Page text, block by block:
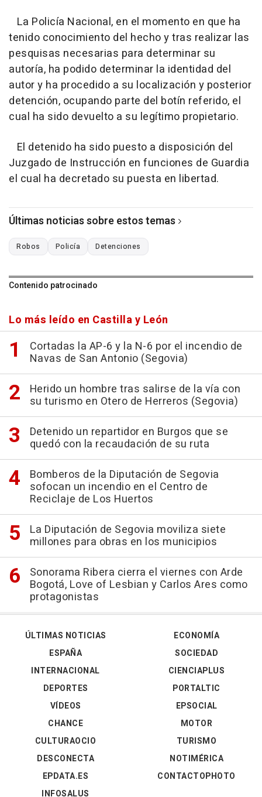
La Policía Nacional, en el momento en que ha
tenido conocimiento del hecho y tras realizar las
pesquisas necesarias para determinar su
autoría, ha podido determinar la identidad del
autor y ha procedido a su localización y posterior
detención, ocupando parte del botín referido, el
cual ha sido devuelto a su legítimo propietario.
El detenido ha sido puesto a disposición del
Juzgado de Instrucción en funciones de Guardia
el cual ha decretado su puesta en libertad.
Últimas noticias sobre estos temas
Robos Policía Detenciones
Contenido patrocinado
Lo más leído en Castilla y León
Cortadas la AP-6 y la N-6 por el incendio de
Navas de San Antonio (Segovia)
Herido un hombre tras salirse de la vía con
su turismo en Otero de Herreros (Segovia)
Detenido un repartidor en Burgos que se
quedó con la recaudación de su ruta
Bomberos de la Diputación de Segovia
sofocan un incendio en el Centro de
Reciclaje de Los Huertos
La Diputación de Segovia moviliza siete
millones para obras en los municipios
Sonorama Ribera cierra el viernes con Arde
Bogotá, Love of Lesbian y Carlos Ares como
protagonistas
ÚLTIMAS NOTICIAS
ESPAÑA
INTERNACIONAL
DEPORTES
VÍDEOS
ECONOMÍA
SOCIEDAD
CIENCIAPLUS
PORTALTIC
EPSOCIAL
CHANCE
CULTURAOCIO
DESCONECTA
EPDATA.ES
INFOSALUS
MOTOR
TURISMO
NOTIMÉRICA
CONTACTOPHOTO